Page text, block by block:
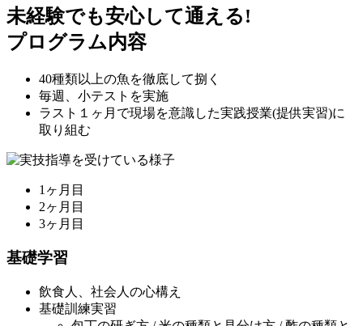
未経験でも安心して通える!
プログラム内容
40種類以上の魚を徹底して捌く
毎週、小テストを実施
ラスト１ヶ月で現場を意識した実践授業(提供実習)に
取り組む
1ヶ月目
2ヶ月目
3ヶ月目
基礎学習
飲食人、社会人の心構え
基礎訓練実習